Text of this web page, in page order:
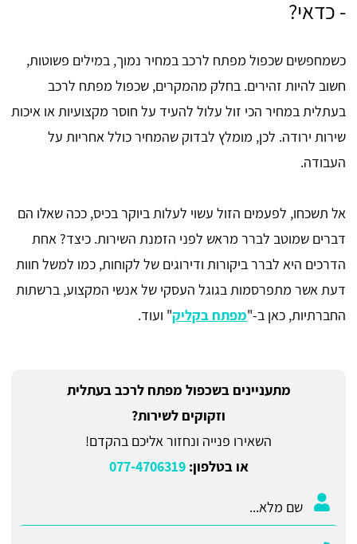
- כדאי?
כשמחפשים שכפול מפתח לרכב במחיר נמוך, במילים פשוטות,
חשוב להיות זהירים. בחלק מהמקרים, שכפול מפתח לרכב
בעתלית במחיר הכי זול עלול להעיד על חוסר מקצועיות או איכות
שירות ירודה. לכן, מומלץ לבדוק שהמחיר כולל אחריות על
העבודה.
אל תשכחו, לפעמים הזול עשוי לעלות ביוקר בכיס, ככה שאלו הם
דברים שמוטב לברר מראש לפני הזמנת השירות. כיצד? אחת
הדרכים היא לברר ביקורות ודירוגים של לקוחות, כמו למשל חוות
דעת אשר מתפרסמות בגוגל העסקי של אנשי המקצוע, ברשתות
החברתיות, כאן ב-"מפתח בקליק" ועוד.
מתעניינים בשכפול מפתח לרכב בעתלית
וזקוקים לשירות?
השאירו פנייה ונחזור אליכם בהקדם!
או בטלפון:077-4706319